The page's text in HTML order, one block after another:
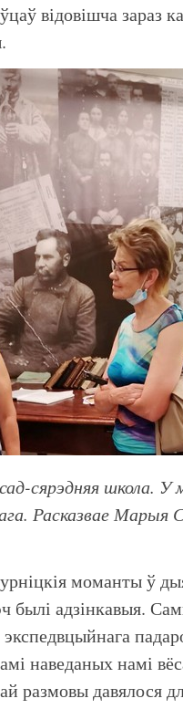
відовішча зараз
сярэдняя школа. У
Расказвае Марыя
моманты ў
былі адзінкавыя.
наведаных намі
размовы давялося